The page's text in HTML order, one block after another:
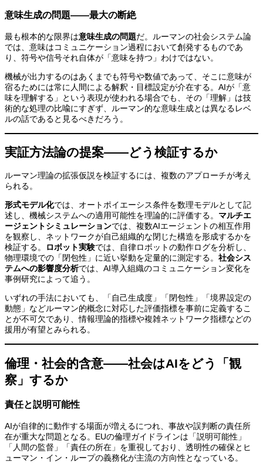
意味生成の問題——最大の断絶
最も根本的な限界は意味生成の問題だ。ルーマンの社会システム論
では、意味はコミュニケーション過程において創発するものであ
り、符号や信号それ自体が「意味を持つ」わけではない。
機械が出力するのはあくまでも符号や数値であって、そこに意味が
宿るためには常に人間による解釈・目標設定が介在する。AIが「意
味を理解する」という表現が使われる場合でも、その「理解」は技
術的な処理の比喩にすぎず、ルーマン的な意味生成とは異なるレベ
ルの話であると見るべきだろう。
実証方法論の提案——どう検証するか
ルーマン理論の拡張仮説を検証するには、複数のアプローチが考え
られる。
形式モデル化では、オートポイエーシス条件を数理モデルとして記
述し、機械システムへの適用可能性を理論的に評価する。 マルチエ
ージェントシミュレーションでは、複数AIエージェントの相互作用
を観察し、ネットワークが自己組織的な閉じた構造を形成するかを
検証する。
ロボット実験では、自律ロボットの動作ログを分析し、
物理環境での「閉包性」に近い挙動を定量的に測定する。 社会シス
テムへの影響度分析では、AI導入組織のコミュニケーション変化を
事例研究によって追う。
いずれの手法においても、「自己生成度」「閉包性」「境界設定の
動態」などルーマン的概念に対応した評価指標を事前に定義するこ
とが不可欠であり、情報理論的指標や複雑ネットワーク指標などの
援用が有望とみられる。
倫理・社会的含意——社会はAIをどう「観
察」するか
責任と説明可能性
AIが自律的に動作する場面が増えるにつれ、事故や誤判断の責任所
在が重大な問題となる。EUの倫理ガイドラインは「説明可能性」
「人間の監督」「責任の所在」を重視しており、透明性の確保とヒ
ューマン・イン・ループの義務化が主流の方向性となっている。